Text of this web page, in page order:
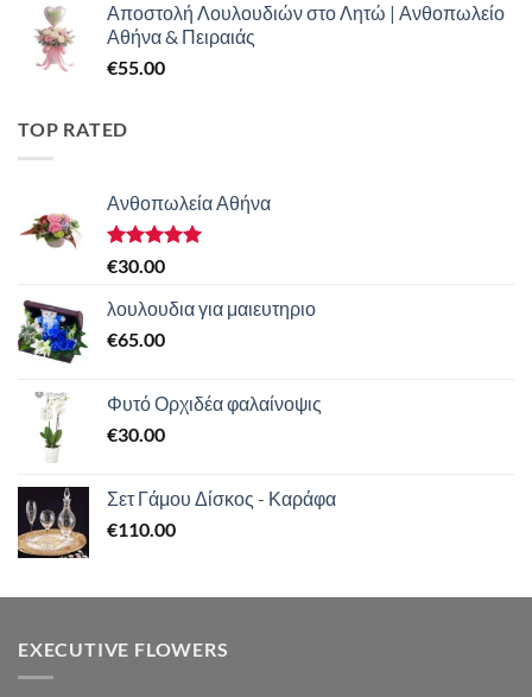
Αποστολή Λουλουδιών στο Λητώ | Ανθοπωλείο
Αθήνα & Πειραιάς
€55.00
TOP RATED
Ανθοπωλεία Αθήνα
Βαθμολογήθηκε
από 5
€30.00
λουλουδια για μαιευτηριο
€65.00
Φυτό Ορχιδέα φαλαίνοψις
€30.00
Σετ Γάμου Δίσκος - Καράφα
€110.00
EXECUTIVE FLOWERS